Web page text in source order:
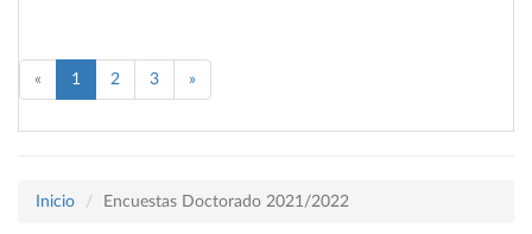
« 1 2 3 »
Inicio Encuestas Doctorado 2021/2022